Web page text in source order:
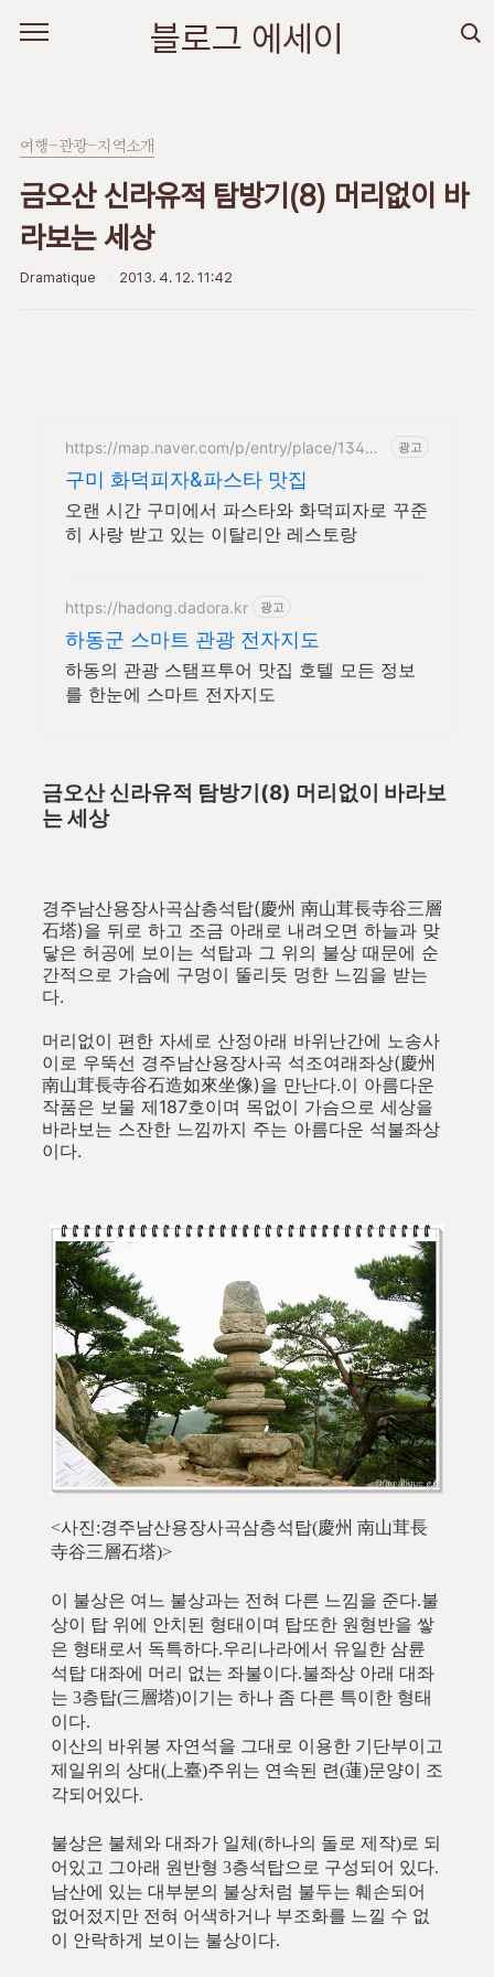
블로그 에세이
여행-관광-지역소개
금오산 신라유적 탐방기(8) 머리없이 바
라보는 세상
Dramatique 2013. 4. 12. 11:42
https://map.naver.com/p/entry/place/13445
광고
구미 화덕피자&파스타 맛집
오랜 시간 구미에서 파스타와 화덕피자로 꾸준
히 사랑 받고 있는 이탈리안 레스토랑
https://hadong.dadora.kr 광고
하동군 스마트 관광 전자지도
하동의 관광 스탬프투어 맛집 호텔 모든 정보
를 한눈에 스마트 전자지도
금오산 신라유적 탐방기(8) 머리없이 바라보
는 세상
경주남산용장사곡삼층석탑(慶州 南山茸長寺谷三層
石塔)을 뒤로 하고 조금 아래로 내려오면 하늘과 맞
닿은 허공에 보이는 석탑과 그 위의 불상 때문에 순
간적으로 가슴에 구멍이 뚤리듯 멍한 느낌을 받는
다.
머리없이 편한 자세로 산정아래 바위난간에 노송사
이로 우뚝선 경주남산용장사곡 석조여래좌상(慶州
南山茸長寺谷石造如來坐像)을 만난다.이 아름다운
작품은 보물 제187호이며 목없이 가슴으로 세상을
바라보는 스잔한 느낌까지 주는 아름다운 석불좌상
이다.
<사진:경주남산용장사곡삼층석탑(慶州 南山茸長
寺谷三層石塔)>
이 불상은 여느 불상과는 전혀 다른 느낌을 준다.불
상이 탑 위에 안치된 형태이며 탑또한 원형반을 쌓
은 형태로서 독특하다.우리나라에서 유일한 삼륜
석탑 대좌에 머리 없는 좌불이다.불좌상 아래 대좌
는 3층탑(三層塔)이기는 하나 좀 다른 특이한 형태
이다.
이산의 바위봉 자연석을 그대로 이용한 기단부이고
제일위의 상대(上臺)주위는 연속된 련(蓮)문양이 조
각되어있다.
불상은 불체와 대좌가 일체(하나의 돌로 제작)로 되
어있고 그아래 원반형 3층석탑으로 구성되어 있다.
남산에 있는 대부분의 불상처럼 불두는 훼손되어
없어젔지만 전혀 어색하거나 부조화를 느낄 수 없
이 안락하게 보이는 불상이다.